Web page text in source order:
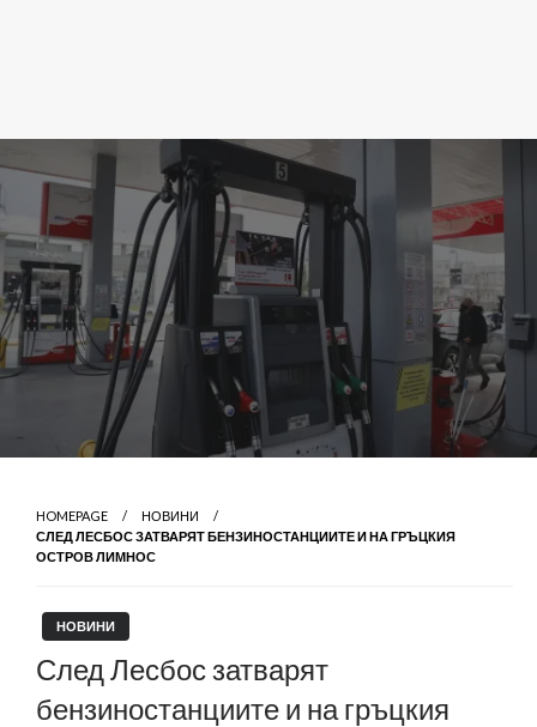
HOMEPAGE
НОВИНИ
СЛЕД ЛЕСБОС ЗАТВАРЯТ БЕНЗИНОСТАНЦИИТЕ И НА ГРЪЦКИЯ
ОСТРОВ ЛИМНОС
НОВИНИ
След Лесбос затварят
бензиностанциите и на гръцкия